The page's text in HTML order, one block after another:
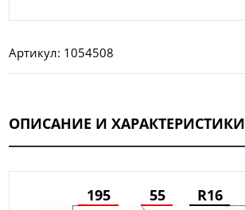
Артикул: 1054508
ОПИСАНИЕ И ХАРАКТЕРИСТИКИ
195 55 R16